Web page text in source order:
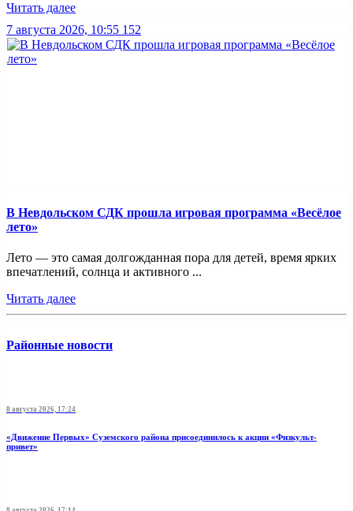
Читать далее
7 августа 2026, 10:55 152
В Невдольском СДК прошла игровая программа «Весёлое
лето»
Лето — это самая долгожданная пора для детей, время ярких
впечатлений, солнца и активного ...
Читать далее
Районные новости
8 августа 2026, 17:24
«Движение Первых» Суземского района присоединилось к акции «Физкульт-
привет»